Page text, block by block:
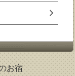
chevron_right
お宿